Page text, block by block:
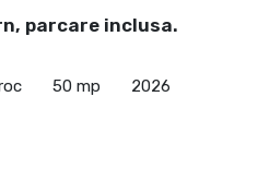
parcare inclusa.
50 mp 2026